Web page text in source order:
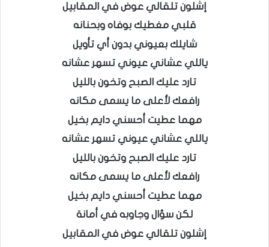
إشلون تلقالي عوض في المقابيل
قلبي مغطيك بوفاه وبحنانه
شايلك بعيوني بدون أي تأويل
ياللي عشاني عيوني تسهر عشانه
تارد عليك الصبح وتخون بالليل
رافعك لأعلى ما يسمى مكانه
مهما عطيت أحسني دايم بخيل
ياللي عشاني عيوني تسهر عشانه
تارد عليك الصبح وتخون بالليل
رافعك لأعلى ما يسمى مكانه
مهما عطيت أحسني دايم بخيل
لكن سؤال وجاوبه في أمانة
إشلون تلقالي عوض في المقابيل